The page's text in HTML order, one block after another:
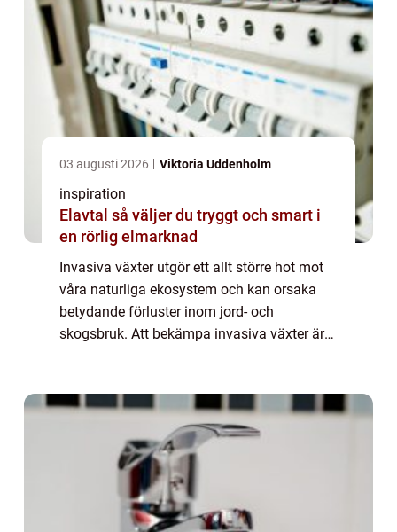
03 augusti 2026 Viktoria Uddenholm
inspiration
Elavtal så väljer du tryggt och smart i
en rörlig elmarknad
Invasiva växter utgör ett allt större hot mot
våra naturliga ekosystem och kan orsaka
betydande förluster inom jord- och
skogsbruk. Att bekämpa invasiva växter är